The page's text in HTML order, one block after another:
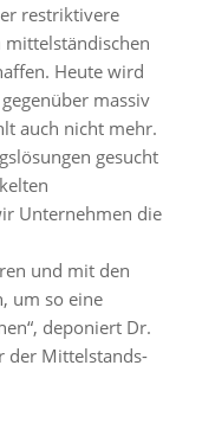
restriktivere
Heute wird
massiv
auch nicht mehr.
gesucht
Unternehmen die
und mit den
um so eine
deponiert Dr.
der Mittelstands-